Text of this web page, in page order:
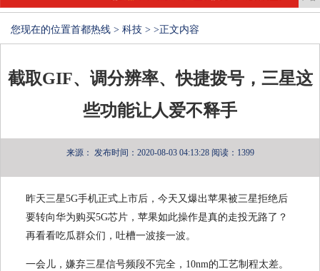
您现在的位置首都热线 > 科技 > >正文内容
截取GIF、调分辨率、快捷拨号，三星这
些功能让人爱不释手
来源： 发布时间：2020-08-03 04:13:28 阅读：1399
昨天三星5G手机正式上市后，今天又爆出苹果被三星拒绝后
要转向华为购买5G芯片，苹果如此操作是真的走投无路了？
再看看吃瓜群众们，吐槽一波接一波。
​一会儿，嫌弃三星信号频段不完全，10nm的工艺制程太差。